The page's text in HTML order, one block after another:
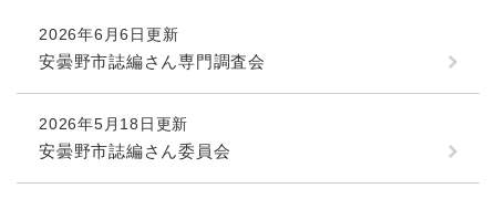
2026年6月6日更新
安曇野市誌編さん専門調査会
2026年5月18日更新
安曇野市誌編さん委員会